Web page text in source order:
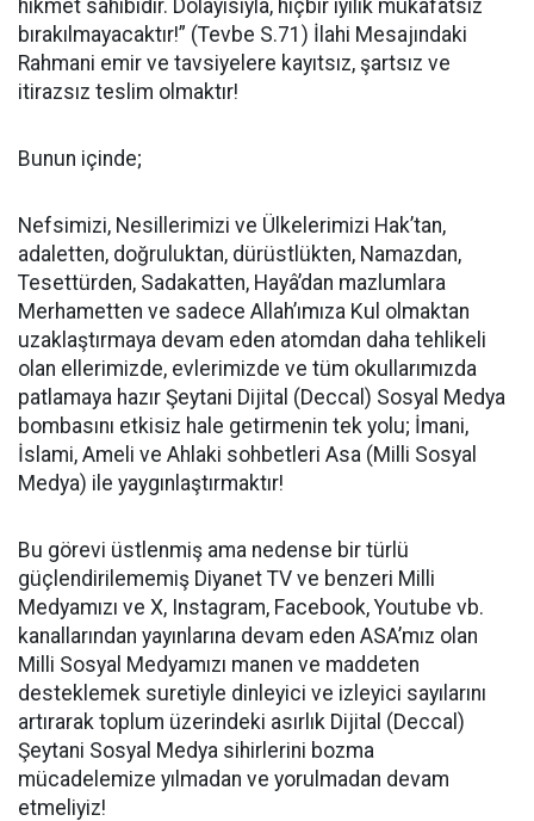
hikmet sahibidir. Dolayısıyla, hiçbir iyilik mükâfatsız
bırakılmayacaktır!” (Tevbe S.71) İlahi Mesajındaki
Rahmani emir ve tavsiyelere kayıtsız, şartsız ve
itirazsız teslim olmaktır!
Bunun içinde;
Nefsimizi, Nesillerimizi ve Ülkelerimizi Hak’tan,
adaletten, doğruluktan, dürüstlükten, Namazdan,
Tesettürden, Sadakatten, Hayâ’dan mazlumlara
Merhametten ve sadece Allah’ımıza Kul olmaktan
uzaklaştırmaya devam eden atomdan daha tehlikeli
olan ellerimizde, evlerimizde ve tüm okullarımızda
patlamaya hazır Şeytani Dijital (Deccal) Sosyal Medya
bombasını etkisiz hale getirmenin tek yolu; İmani,
İslami, Ameli ve Ahlaki sohbetleri Asa (Milli Sosyal
Medya) ile yaygınlaştırmaktır!
Bu görevi üstlenmiş ama nedense bir türlü
güçlendirilememiş Diyanet TV ve benzeri Milli
Medyamızı ve X, Instagram, Facebook, Youtube vb.
kanallarından yayınlarına devam eden ASA’mız olan
Milli Sosyal Medyamızı manen ve maddeten
desteklemek suretiyle dinleyici ve izleyici sayılarını
artırarak toplum üzerindeki asırlık Dijital (Deccal)
Şeytani Sosyal Medya sihirlerini bozma
mücadelemize yılmadan ve yorulmadan devam
etmeliyiz!